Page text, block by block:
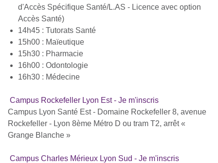
d'Accès Spécifique Santé/L.AS - Licence avec option
Accès Santé)
14h45 : Tutorats Santé
15h00 : Maïeutique
15h30 : Pharmacie
16h00 : Odontologie
16h30 : Médecine
Campus Rockefeller Lyon Est - Je m'inscris
Campus Lyon Santé Est - Domaine Rockefeller 8, avenue
Rockefeller - Lyon 8ème Métro D ou tram T2, arrêt «
Grange Blanche »
Campus Charles Mérieux Lyon Sud - Je m'inscris